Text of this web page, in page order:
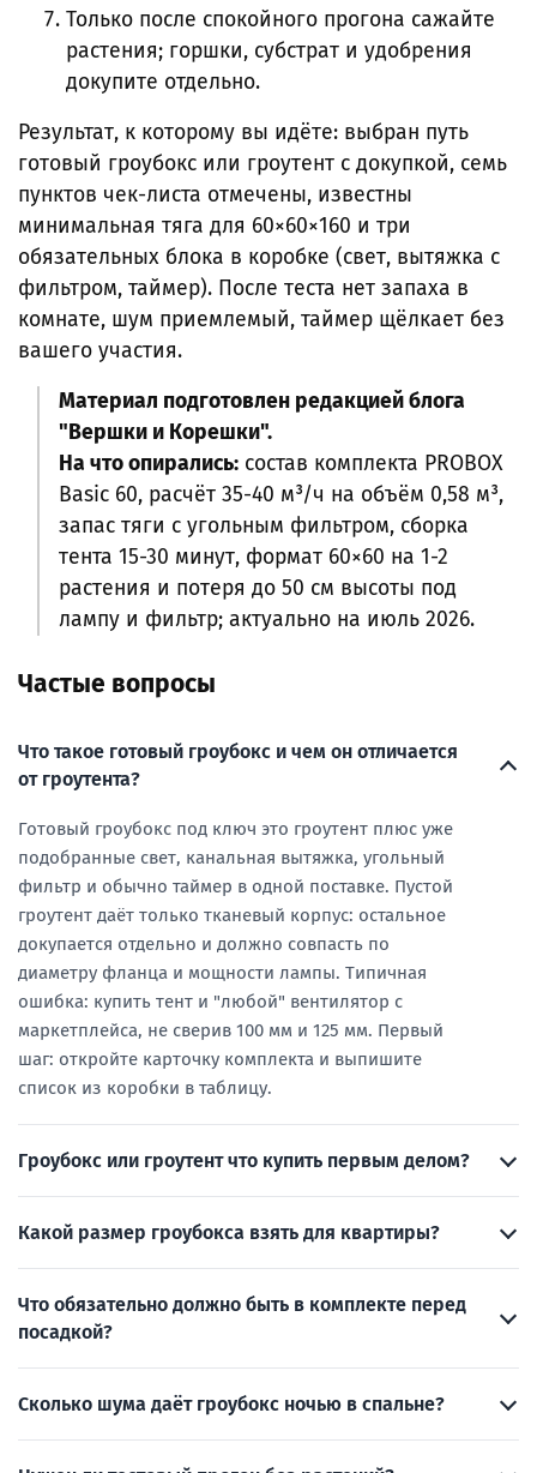
Только после спокойного прогона сажайте
растения; горшки, субстрат и удобрения
докупите отдельно.
Результат, к которому вы идёте: выбран путь
готовый гроубокс или гроутент с докупкой, семь
пунктов чек-листа отмечены, известны
минимальная тяга для 60×60×160 и три
обязательных блока в коробке (свет, вытяжка с
фильтром, таймер). После теста нет запаха в
комнате, шум приемлемый, таймер щёлкает без
вашего участия.
Материал подготовлен редакцией блога
"Вершки и Корешки".
На что опирались: состав комплекта PROBOX
Basic 60, расчёт 35-40 м³/ч на объём 0,58 м³,
запас тяги с угольным фильтром, сборка
тента 15-30 минут, формат 60×60 на 1-2
растения и потеря до 50 см высоты под
лампу и фильтр; актуально на июль 2026.
Частые вопросы
Что такое готовый гроубокс и чем он отличается
от гроутента?
Готовый гроубокс под ключ это гроутент плюс уже
подобранные свет, канальная вытяжка, угольный
фильтр и обычно таймер в одной поставке. Пустой
гроутент даёт только тканевый корпус: остальное
докупается отдельно и должно совпасть по
диаметру фланца и мощности лампы. Типичная
ошибка: купить тент и "любой" вентилятор с
маркетплейса, не сверив 100 мм и 125 мм. Первый
шаг: откройте карточку комплекта и выпишите
список из коробки в таблицу.
Гроубокс или гроутент что купить первым делом?
Какой размер гроубокса взять для квартиры?
Что обязательно должно быть в комплекте перед
посадкой?
Сколько шума даёт гроубокс ночью в спальне?